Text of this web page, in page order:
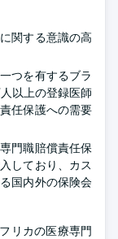
関する意識の高
つを有するブラ
以上の登録医師
任保護への需要
門職賠償責任保
しており、カス
国内外の保険会
リカの医療専門